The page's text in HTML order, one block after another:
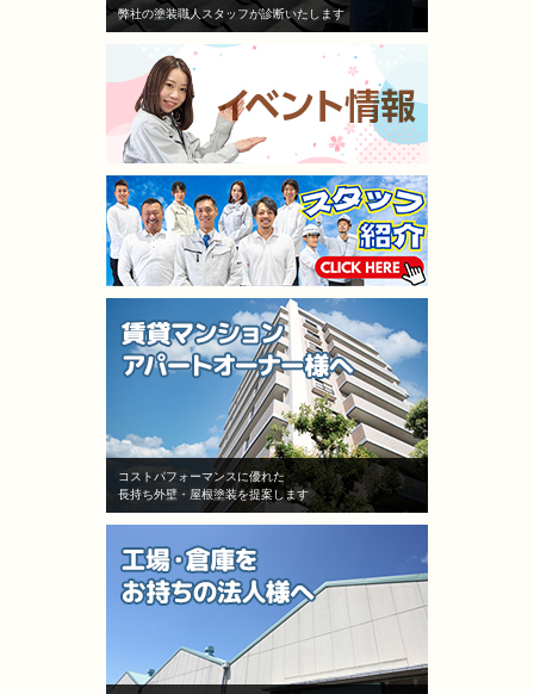
弊社の塗装職人スタッフが診断いたします
コストパフォーマンスに優れた
長持ち外壁・屋根塗装を提案します